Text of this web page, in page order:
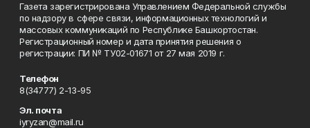
Газета зарегистрирована Управлением Федеральной службы
по надзору в сфере связи, информационных технологий и
массовых коммуникаций по Республике Башкортостан.
Регистрационный номер и дата принятия решения о
регистрации: ПИ № ТУ02-01671 от 27 мая 2019 г.
Телефон
8(34777) 2-13-95
Эл. почта
iyryzan@mail.ru